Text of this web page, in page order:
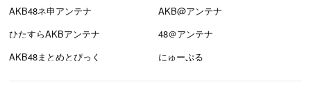
AKB48ネ申アンテナ
AKB@アンテナ
ひたすらAKBアンテナ
48＠アンテナ
AKB48まとめとぴっく
にゅーぷる